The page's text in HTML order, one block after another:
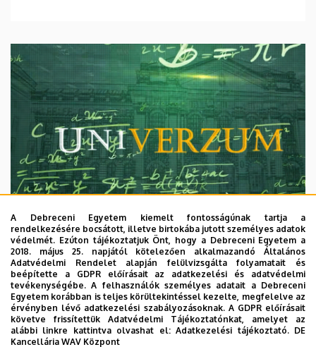
2026. augusztus 7.
Univerzum: A Debreceni Egyetem
titkos receptjei
KUTATÁS TUDOMÁNY
A Debreceni Egyetem kiemelt fontosságúnak tartja a
rendelkezésére bocsátott, illetve birtokába jutott személyes adatok
védelmét. Ezúton tájékoztatjuk Önt, hogy a Debreceni Egyetem a
2018. május 25. napjától kötelezően alkalmazandó Általános
Adatvédelmi Rendelet alapján felülvizsgálta folyamatait és
beépítette a GDPR előírásait az adatkezelési és adatvédelmi
tevékenységébe. A felhasználók személyes adatait a Debreceni
Egyetem korábban is teljes körültekintéssel kezelte, megfelelve az
érvényben lévő adatkezelési szabályozásoknak. A GDPR előírásait
követve frissítettük Adatvédelmi Tájékoztatónkat, amelyet az
alábbi linkre kattintva olvashat el:Adatkezelési tájékoztató. DE
Kancellária WAV Központ